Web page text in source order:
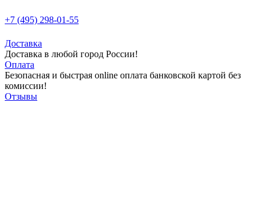
+7 (495) 298-01-55
Доставка
Доставка в любой город России!
Оплата
Безопасная и быстрая online оплата банковской картой без
комиссии!
Отзывы